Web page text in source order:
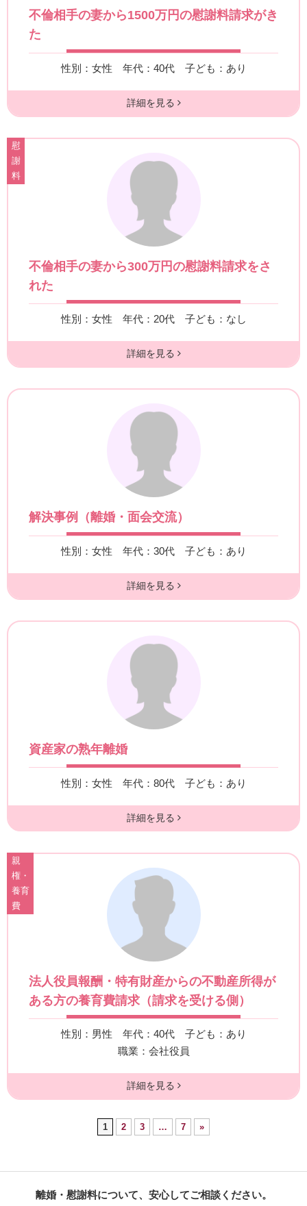
不倫相手の妻から1500万円の慰謝料請求がき
た
性別：女性 年代：40代 子ども：あり
詳細を見る
慰
謝
料
不倫相手の妻から300万円の慰謝料請求をさ
れた
性別：女性 年代：20代 子ども：なし
詳細を見る
解決事例（離婚・面会交流）
性別：女性 年代：30代 子ども：あり
詳細を見る
資産家の熟年離婚
性別：女性 年代：80代 子ども：あり
詳細を見る
親
権・
養育
費
法人役員報酬・特有財産からの不動産所得が
ある方の養育費請求（請求を受ける側）
性別：男性 年代：40代
子ども：あり
職業：会社役員
詳細を見る
1 2 3 … 7 »
離婚・慰謝料について、安心してご相談ください。